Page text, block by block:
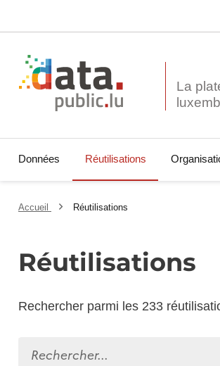
La
Données Réutilisations
Accueil Réutilisations
Réutilisations
Rechercher parmi les 233